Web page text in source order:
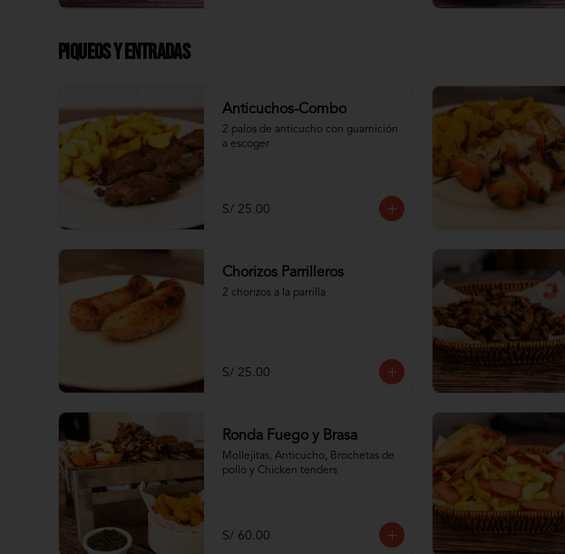
Piqueos y Entradas
Anticuchos-Combo
2 palos de anticucho con guarnición
a escoger
S/ 25.00
Chorizos Parrilleros
2 chorizos a la parrilla
S/ 25.00
Ronda Fuego y Brasa
Mollejitas, Anticucho, Brochetas de
pollo y Chicken tenders
S/ 60.00